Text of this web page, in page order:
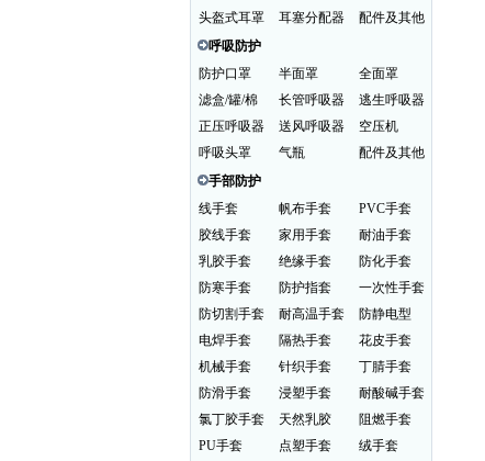
头盔式耳罩
耳塞分配器
配件及其他
呼吸防护
防护口罩
半面罩
全面罩
滤盒/罐/棉
长管呼吸器
逃生呼吸器
正压呼吸器
送风呼吸器
空压机
呼吸头罩
气瓶
配件及其他
手部防护
线手套
帆布手套
PVC手套
胶线手套
家用手套
耐油手套
乳胶手套
绝缘手套
防化手套
防寒手套
防护指套
一次性手套
防切割手套
耐高温手套
防静电型
电焊手套
隔热手套
花皮手套
机械手套
针织手套
丁腈手套
防滑手套
浸塑手套
耐酸碱手套
氯丁胶手套
天然乳胶
阻燃手套
PU手套
点塑手套
绒手套